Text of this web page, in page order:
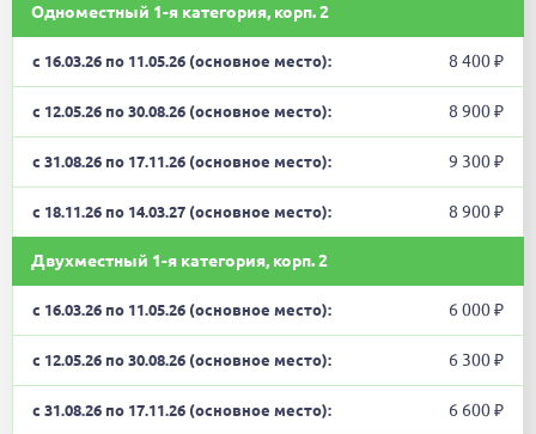
Одноместный 1-я категория, корп. 2
8 400 ₽
8 900 ₽
9 300 ₽
8 900 ₽
Двухместный 1-я категория, корп. 2
6 000 ₽
6 300 ₽
6 600 ₽